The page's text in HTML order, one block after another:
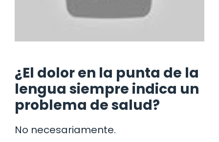
¿El dolor en la punta de la
lengua siempre indica un
problema de salud?
No necesariamente.